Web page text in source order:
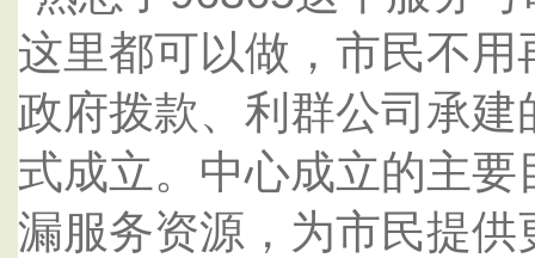
这里都可以做，市民不用
政府拨款、利群公司承
式成立。中心成立的主
漏服务资源，为市民提